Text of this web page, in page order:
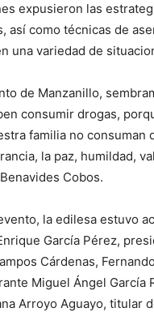
expusieron las
así como técnicas de
una variedad de
de Manzanillo,
consumir drogas,
familia no
la paz, humildad,
Cobos.
la edilesa estuvo
García Pérez,
Cárdenas,
Miguel Ángel
Arroyo Aguayo, titular